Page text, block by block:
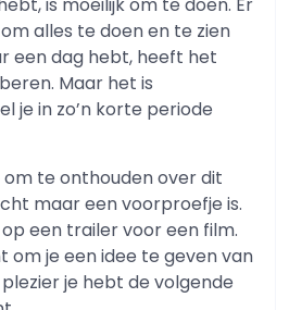
alles te doen en te zien
een dag hebt, heeft het
Maar het is
je in zo’n korte periode
te onthouden over dit
maar een voorproefje is.
een trailer voor een film.
om je een idee te geven van
je hebt de volgende